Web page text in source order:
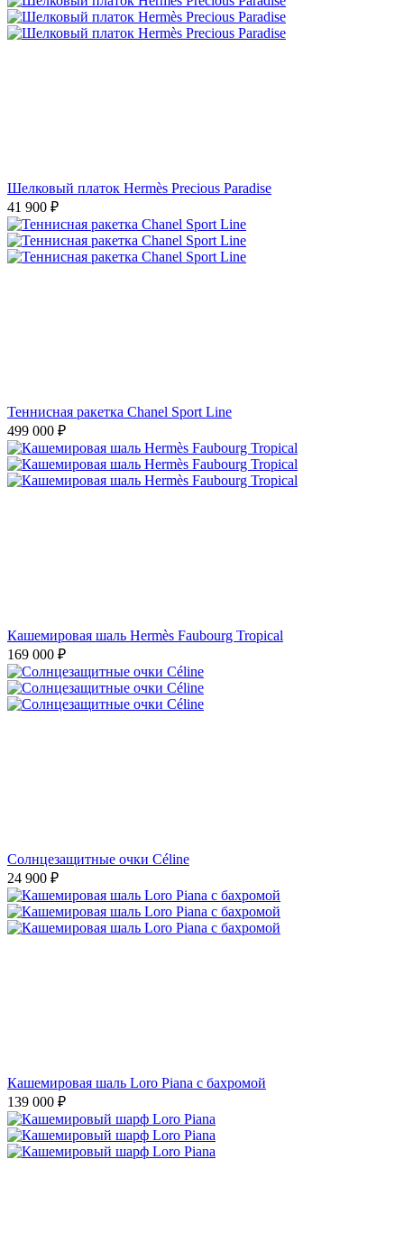
Шелковый платок Hermès Precious Paradise
41 900 ₽
Теннисная ракетка Chanel Sport Line
499 000 ₽
Кашемировая шаль Hermès Faubourg Tropical
169 000 ₽
Солнцезащитные очки Céline
24 900 ₽
Кашемировая шаль Loro Piana с бахромой
139 000 ₽